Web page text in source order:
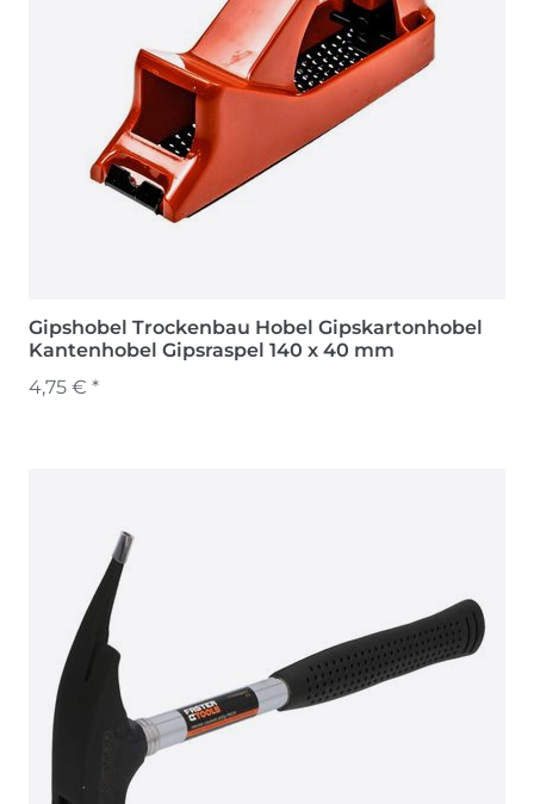
Gipshobel Trockenbau Hobel Gipskartonhobel
Kantenhobel Gipsraspel 140 x 40 mm
4,75 € *